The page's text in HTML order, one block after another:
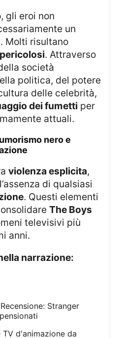
un
Molti risultano
pericolosi. Attraverso
società
politica, del potere
delle celebrità,
dei fumetti per
attuali.
violenza esplicita,
di qualsiasi
. Questi elementi
The Boys
televisivi più
anni.
narrazione: